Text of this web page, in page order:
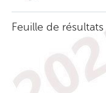
Feuille de résultats